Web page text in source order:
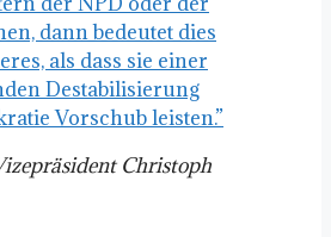
dann bedeutet dies
als dass sie einer
Destabilisierung
Vorschub leisten.”
Christoph